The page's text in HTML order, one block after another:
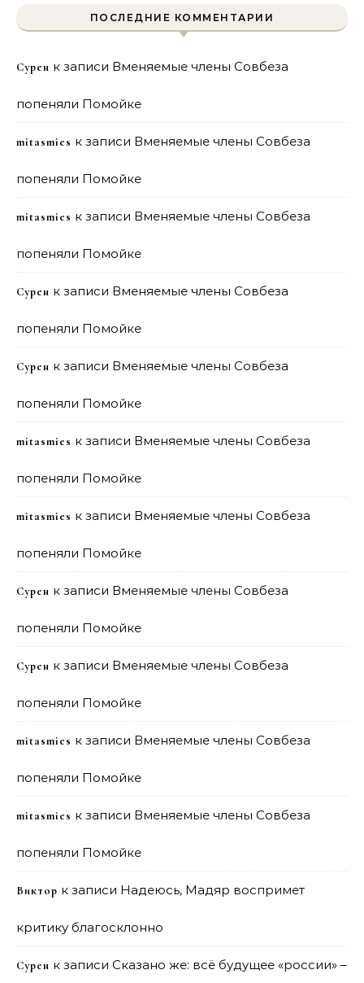
ПОСЛЕДНИЕ КОММЕНТАРИИ
Сурен к записи Вменяемые члены Совбеза
попеняли Помойке
mitasmies к записи Вменяемые члены Совбеза
попеняли Помойке
mitasmies к записи Вменяемые члены Совбеза
попеняли Помойке
Сурен к записи Вменяемые члены Совбеза
попеняли Помойке
Сурен к записи Вменяемые члены Совбеза
попеняли Помойке
mitasmies к записи Вменяемые члены Совбеза
попеняли Помойке
mitasmies к записи Вменяемые члены Совбеза
попеняли Помойке
Сурен к записи Вменяемые члены Совбеза
попеняли Помойке
Сурен к записи Вменяемые члены Совбеза
попеняли Помойке
mitasmies к записи Вменяемые члены Совбеза
попеняли Помойке
mitasmies к записи Вменяемые члены Совбеза
попеняли Помойке
Виктор к записи Надеюсь, Мадяр воспримет
критику благосклонно
Сурен к записи Сказано же: всё будущее «россии» –